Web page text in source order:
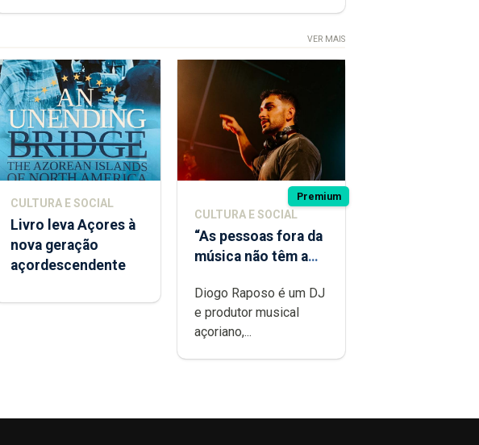
VER MAIS
CULTURA E SOCIAL
Livro leva Açores à
nova geração
açordescendente
Premium
CULTURA E SOCIAL
“As pessoas fora da
música não têm a
difícil é produzir
uma música”
Diogo Raposo é um DJ
e produtor musical
açoriano,...